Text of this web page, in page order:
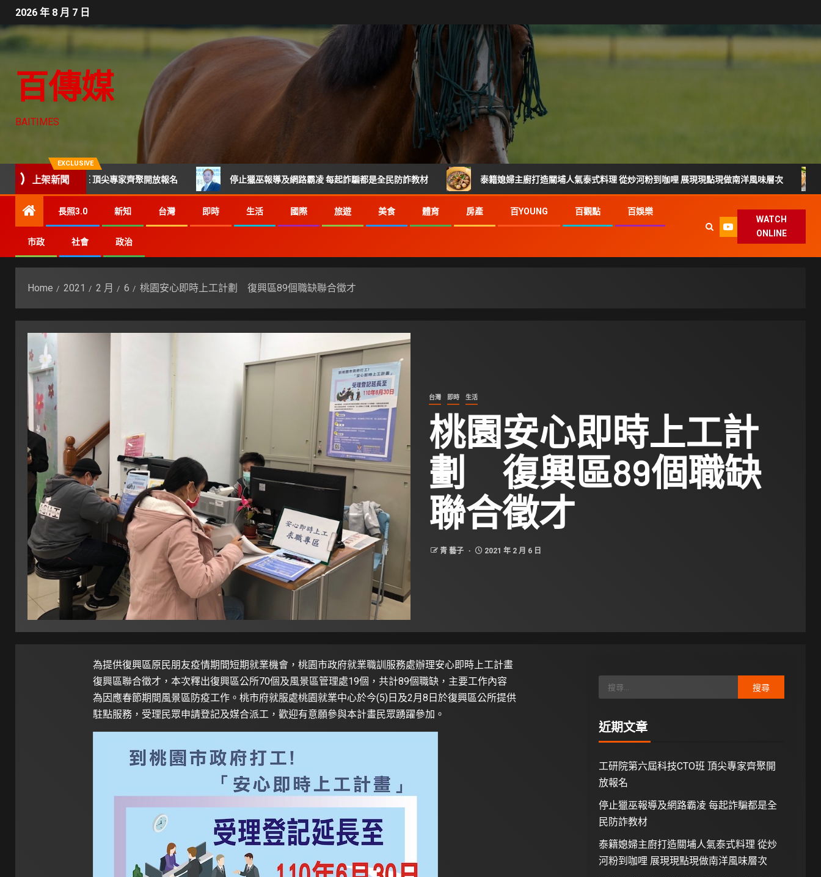
2026 年 8 月 7 日
百傳媒
BAITIMES
EXCLUSIVE
上架新聞
科技CTO班 頂尖專家齊聚開放報名 停止獵巫報導及網路霸凌 每起詐騙都是全民防詐教材 泰籍媳婦主廚打造關埔人氣泰式料理 從炒河粉到咖哩 展現現點現做南洋風味層次 雲林
長照3.0 新知 台灣 即時 生活 國際 旅遊 美食 體育 房產 百YOUNG 百觀點 百娛樂
市政 社會 政治
WATCH
ONLINE
Home 2021 2 月 6 桃園安心即時上工計劃 復興區89個職缺聯合徵才
台灣 即時 生活
桃園安心即時上工計
劃 復興區89個職缺
聯合徵才
青 藝子 2021 年 2 月 6 日
為提供復興區原民朋友疫情期間短期就業機會，桃園市政府就業職訓服務處辦理安心即時上工計畫
復興區聯合徵才，本次釋出復興區公所70個及風景區管理處19個，共計89個職缺，主要工作內容
為因應春節期間風景區防疫工作。桃市府就服處桃園就業中心於今(5)日及2月8日於復興區公所提供
駐點服務，受理民眾申請登記及媒合派工，歡迎有意願參與本計畫民眾踴躍參加。
近期文章
工研院第六屆科技CTO班 頂尖專家齊聚開
放報名
停止獵巫報導及網路霸凌 每起詐騙都是全
民防詐教材
泰籍媳婦主廚打造關埔人氣泰式料理 從炒
河粉到咖哩 展現現點現做南洋風味層次